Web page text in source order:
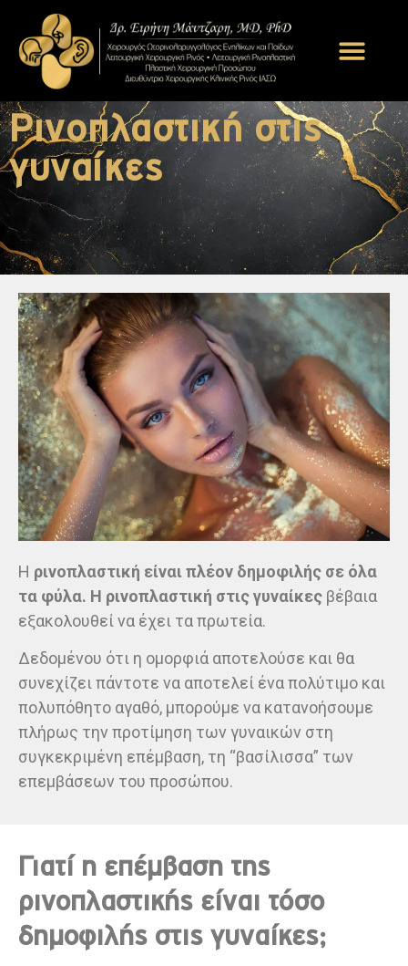
Ρινοπλαστική στις
γυναίκες
Η ρινοπλαστική είναι πλέον δημοφιλής σε όλα
τα φύλα. Η ρινοπλαστική στις γυναίκες βέβαια
εξακολουθεί να έχει τα πρωτεία.
Δεδομένου ότι η ομορφιά αποτελούσε και θα
συνεχίζει πάντοτε να αποτελεί ένα πολύτιμο και
πολυπόθητο αγαθό, μπορούμε να κατανοήσουμε
πλήρως την προτίμηση των γυναικών στη
συγκεκριμένη επέμβαση, τη “βασίλισσα” των
επεμβάσεων του προσώπου.
Γιατί η επέμβαση της
ρινοπλαστικής είναι τόσο
δημοφιλής στις γυναίκες;